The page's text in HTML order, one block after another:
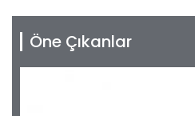
Öne Çıkanlar